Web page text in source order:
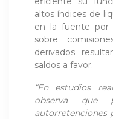
altos índices de
en la fuente por
sobre
derivados
saldos a favor.
“En estudios
observa
autorretenciones